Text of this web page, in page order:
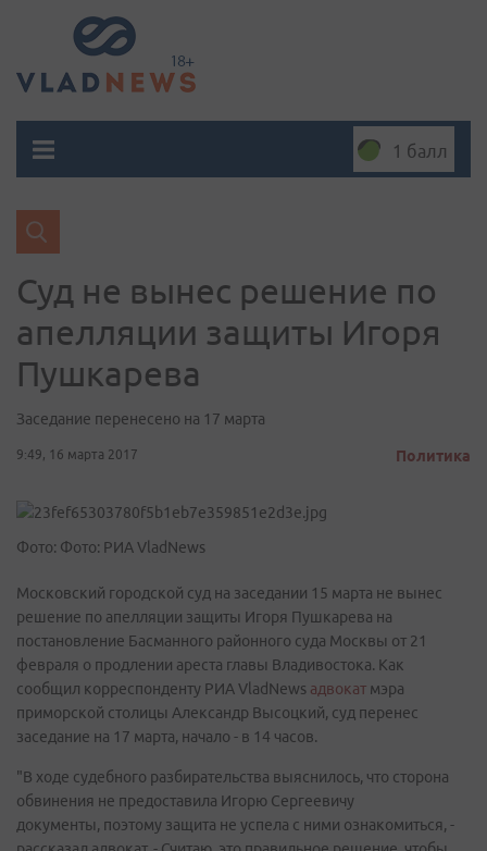
1 балл
Суд не вынес решение по
апелляции защиты Игоря
Пушкарева
Заседание перенесено на 17 марта
9:49, 16 марта 2017 Политика
Фото: Фото: РИА VladNews
Московский городской суд на заседании 15 марта не вынес
решение по апелляции защиты Игоря Пушкарева на
постановление Басманного районного суда Москвы от 21
февраля о продлении ареста главы Владивостока. Как
сообщил корреспонденту РИА VladNews адвокат мэра
приморской столицы Александр Высоцкий, суд перенес
заседание на 17 марта, начало - в 14 часов.
"В ходе судебного разбирательства выяснилось, что сторона
обвинения не предоставила Игорю Сергеевичу
документы, поэтому защита не успела с ними ознакомиться, -